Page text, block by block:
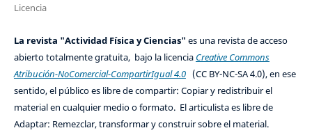
Licencia
La revista "Actividad Física y Ciencias" es una revista de acceso
abierto totalmente gratuita, bajo la licencia Creative Commons
Atribución-NoComercial-CompartirIgual 4.0(CC BY-NC-SA 4.0), en ese
sentido, el público es libre de compartir: Copiar y redistribuir el
material en cualquier medio o formato. El articulista es libre de
Adaptar: Remezclar, transformar y construir sobre el material.